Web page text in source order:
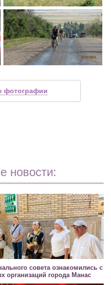
фотографии
новости:
совета ознакомились с
организаций города Манас